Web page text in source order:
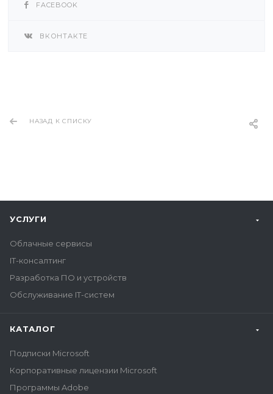
FACEBOOK
ВКОНТАКТЕ
НАЗАД К СПИСКУ
УСЛУГИ
Облачные сервисы
IT-консалтинг
Разработка ПО и устройств
Обслуживание IT-систем
КАТАЛОГ
Подписки Microsoft
Корпоративные лицензии Microsoft
Программы Adobe